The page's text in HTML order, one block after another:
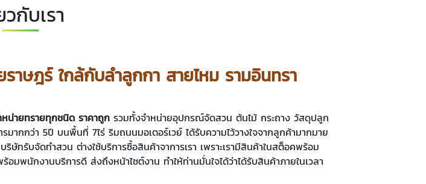
วกับเรา
ษฎร์ ใกล้กับลำลูกกา สายไหม รามอินทรา
น่ายทรายทุกชนิด ราคาถูก รวมทั้งจำหน่ายอุปกรณ์จัดสวน ต้นไม้ กระถาง วัสดุปลูก
กว่า 5ปี บนพื้นที่ 7ไร่ ริมถนนมอเตอร์เวย์ ได้รับความไว้วางใจจากลูกค้ามากมาย
ษัทรับจัดทำสวน ต่างใช้บริการซื้อสินค้าจาการเรา เพราะเรามีสินค้าในสต็อคพร้อม
พนักงานบริการดี ส่งถึงหน้าไซต์งาน ทำให้ท่านมั่นใจได้ว่าได้รับสินค้าภายในเวลา